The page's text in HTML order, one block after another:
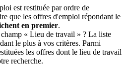
est restituée par ordre de
que les offres d'emploi répondant le
en premier.
« Lieu de travail » ? La liste
le plus à vos critères. Parmi
les offres dont le lieu de travail
recherche.